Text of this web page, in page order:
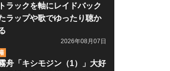
ラックを軸にレイドバック
ラップや歌でゆったり聴か
2026年08月07日
舟「キシモジン（1）」大好